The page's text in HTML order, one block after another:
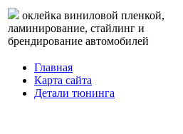
оклейка виниловой пленкой,
ламинирование, стайлинг и
брендирование автомобилей
Главная
Карта сайта
Детали тюнинга